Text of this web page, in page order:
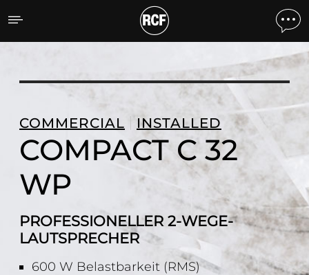
COMPACT C 32 WP
COMMERCIAL INSTALLED
COMPACT C 32
WP
PROFESSIONELLER 2-WEGE-
LAUTSPRECHER
600 W Belastbarkeit (RMS)